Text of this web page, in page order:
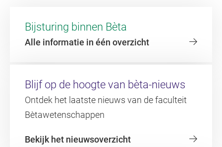
Bijsturing binnen Bèta
Alle informatie in één overzicht
Blijf op de hoogte van bèta-nieuws
Ontdek het laatste nieuws van de faculteit
Bètawetenschappen
Bekijk het nieuwsoverzicht